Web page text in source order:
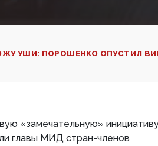
УШИ: ПОРОШЕНКО ОПУСТИЛ
«замечательную»
главы МИД стран-членов